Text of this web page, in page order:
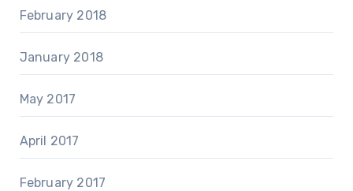
February 2018
January 2018
May 2017
April 2017
February 2017